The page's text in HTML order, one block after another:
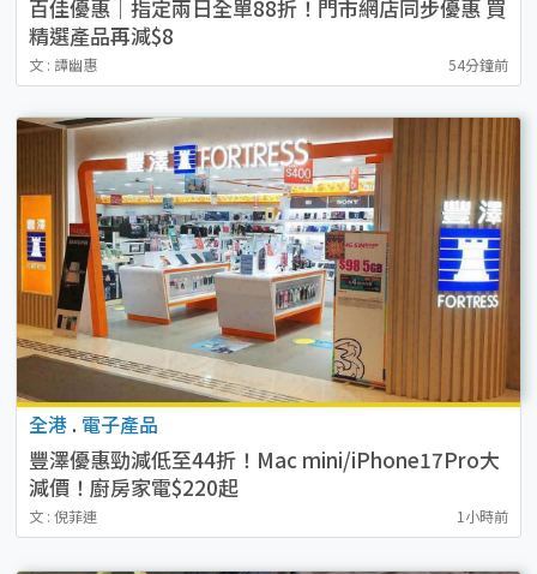
百佳優惠｜指定兩日全單88折！門市網店同步優惠 買
精選產品再減$8
文 : 譚幽惠 54分鐘前
全港 . 電子產品
豐澤優惠勁減低至44折！Mac mini/iPhone17Pro大
減價！廚房家電$220起
文 : 倪菲連 1小時前